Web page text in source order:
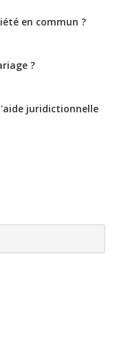
en commun ?
?
juridictionnelle